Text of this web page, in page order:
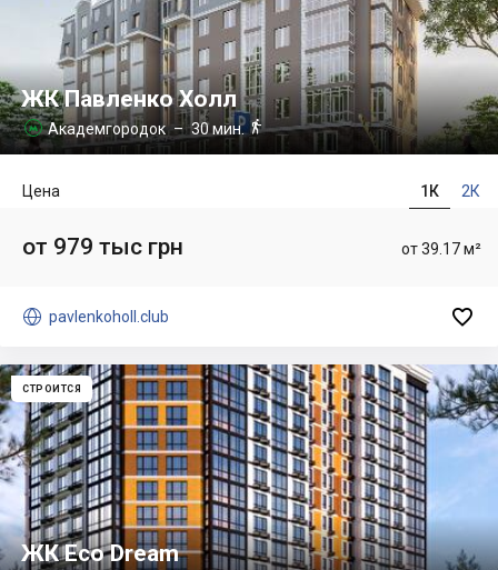
ЖК Павленко Холл
 Академгородок– 30 мин. 
1К 2К
Цена
от 39.17 м²
от 979 тыс грн
 pavlenkoholl.club 
СТРОИТСЯ
ЖК Eco Dream